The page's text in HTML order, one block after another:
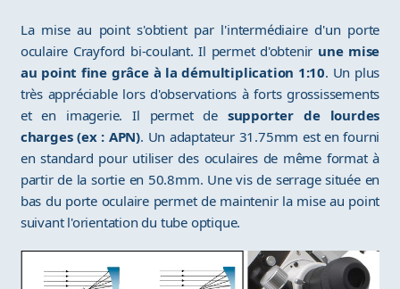
La mise au point s'obtient par l'intermédiaire d'un porte
oculaire Crayford bi-coulant. Il permet d'obtenir une mise
au point fine grâce à la démultiplication 1:10. Un plus
très appréciable lors d'observations à forts grossissements
et en imagerie. Il permet de supporter de lourdes
charges (ex : APN). Un adaptateur 31.75mm est en fourni
en standard pour utiliser des oculaires de même format à
partir de la sortie en 50.8mm. Une vis de serrage située en
bas du porte oculaire permet de maintenir la mise au point
suivant l'orientation du tube optique.